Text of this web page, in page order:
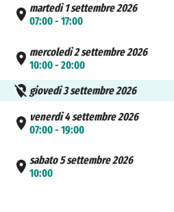
martedì 1 settembre 2026
07:00 - 17:00
mercoledì 2 settembre 2026
10:00 - 20:00
giovedì 3 settembre 2026
venerdì 4 settembre 2026
07:00 - 19:00
sabato 5 settembre 2026
10:00